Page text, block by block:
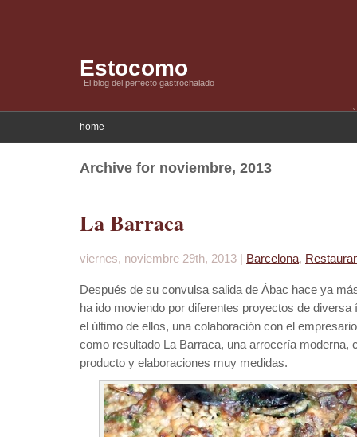
Estocomo
El blog del perfecto gastrochalado
home
Archive for noviembre, 2013
La Barraca
viernes, noviembre 29th, 2013 | Barcelona,
Después de su convulsa salida de Àbac hace ya
ha ido moviendo por diferentes proyectos de
el último de ellos, una colaboración con el
como resultado La Barraca, una arrocería moderna,
producto y elaboraciones muy medidas.